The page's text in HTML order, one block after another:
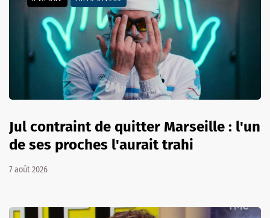
Jul contraint de quitter Marseille : l'un
de ses proches l'aurait trahi
7 août 2026